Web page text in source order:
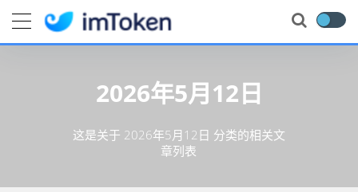
2026年5月12日
这是关于 2026年5月12日 分类的相关文
章列表